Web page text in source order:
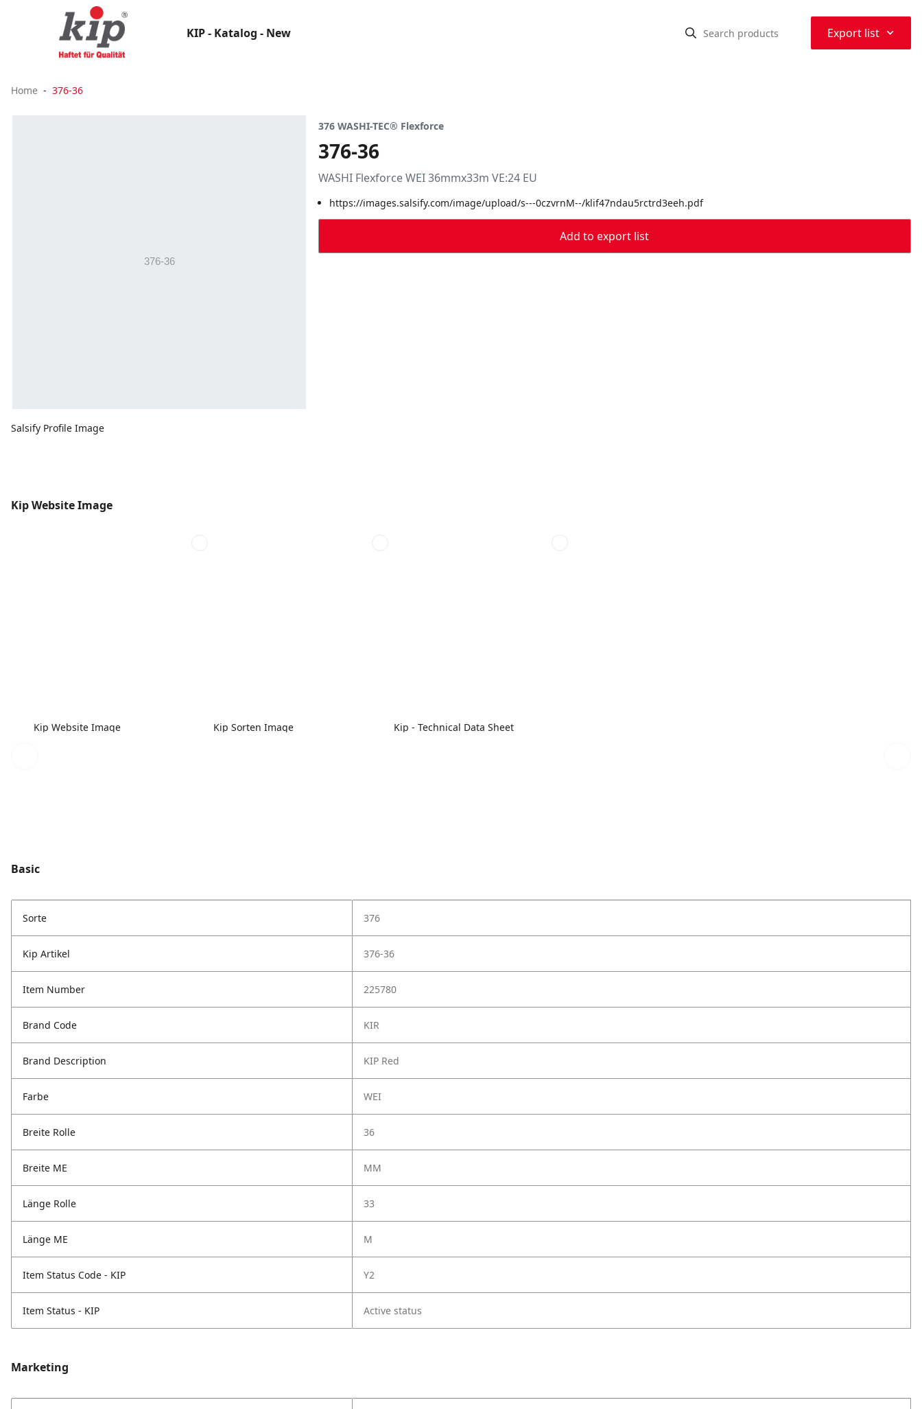
KIP - Katalog - New Export list ⌃
Home 376-36
Salsify Profile Image
376 WASHI-TEC® Flexforce
376-36
WASHI Flexforce WEI 36mmx33m VE:24 EU
https://images.salsify.com/image/upload/s---0czvrnM--/klif47ndau5rctrd3eeh.pdf
Add to export list
Kip Website Image
Kip Website Image Kip Sorten Image Kip - Technical Data Sheet
Basic
Sorte 376
Kip Artikel 376-36
Item Number 225780
Brand Code KIR
Brand Description KIP Red
Farbe WEI
Breite Rolle 36
Breite ME MM
Länge Rolle 33
Länge ME M
Item Status Code - KIP Y2
Item Status - KIP Active status
Marketing